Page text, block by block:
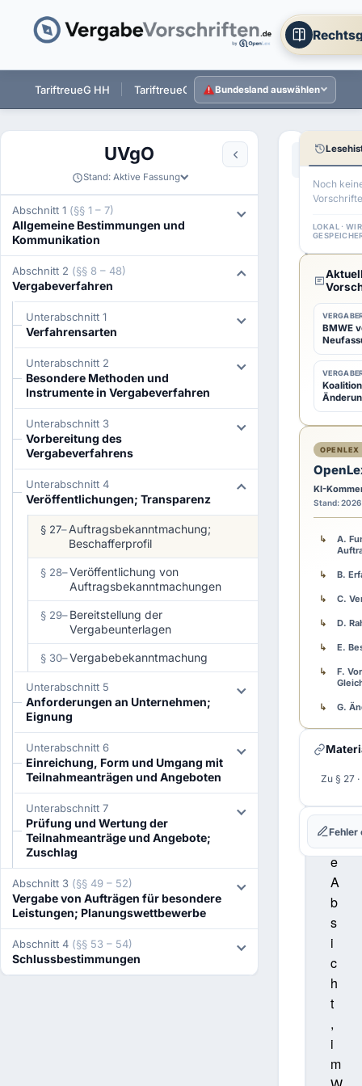
TariftreueG HH TariftreueG NI TariftreueG HE
Bundesland auswählen
UVgO
Stand: Aktive Fassung
Abschnitt 1 (§§ 1 – 7)
Allgemeine Bestimmungen und
Kommunikation
Abschnitt 2 (§§ 8 – 48)
Vergabeverfahren
Unterabschnitt 1
Verfahrensarten
Unterabschnitt 2
Besondere Methoden und
Instrumente in Vergabeverfahren
Unterabschnitt 3
Vorbereitung des
Vergabeverfahrens
Unterabschnitt 4
Veröffentlichungen; Transparenz
§ 27–Auftragsbekanntmachung;
Beschafferprofil
§ 28–Veröffentlichung von
Auftragsbekanntmachungen
§ 29–Bereitstellung der
Vergabeunterlagen
§ 30–Vergabebekanntmachung
Unterabschnitt 5
Anforderungen an Unternehmen;
Eignung
Unterabschnitt 6
Einreichung, Form und Umgang mit
Teilnahmeanträgen und Angeboten
Unterabschnitt 7
Prüfung und Wertung der
Teilnahmeanträge und Angebote;
Zuschlag
Abschnitt 3 (§§ 49 – 52)
Vergabe von Aufträgen für besondere
Leistungen; Planungswettbewerbe
Abschnitt 4 (§§ 53 – 54)
Schlussbestimmungen
Aa
27
UVgO
D
e
r
A
u
f
t
r
a
g
g
e
b
e
l
s
e
n
e
A
b
s
i
c
h
t
,
i
m
Noch
LOKAL ·
BMWE
OPENLEX
KI-
Stand: 2026
A.
B.
C.
D.
E.
F.
G.
H.
I.
K.
und
L.
M.
Zu § 27
Fehler